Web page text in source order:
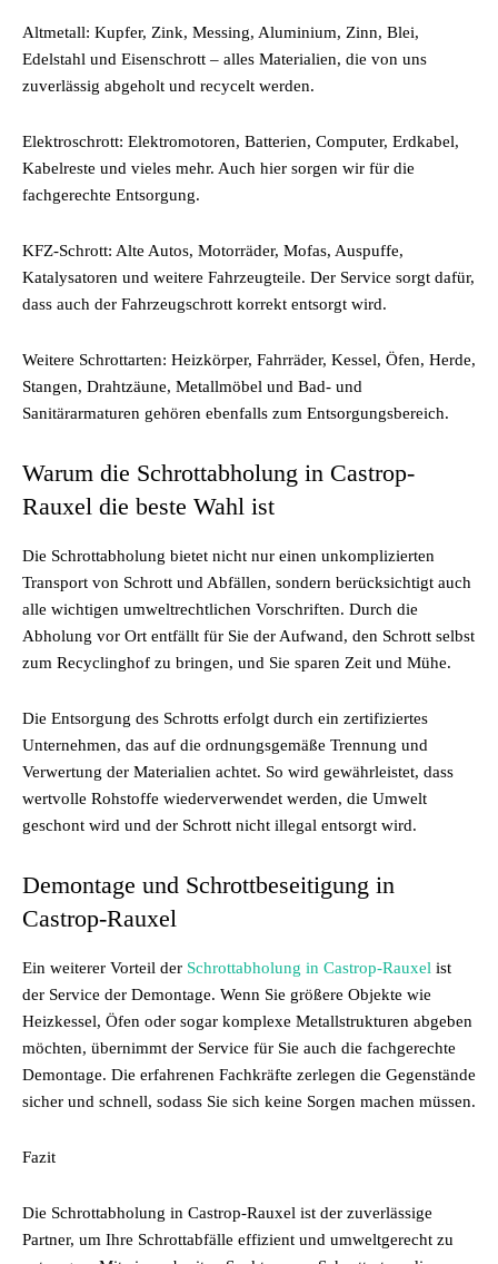
Altmetall: Kupfer, Zink, Messing, Aluminium, Zinn, Blei,
Edelstahl und Eisenschrott – alles Materialien, die von uns
zuverlässig abgeholt und recycelt werden.
Elektroschrott: Elektromotoren, Batterien, Computer, Erdkabel,
Kabelreste und vieles mehr. Auch hier sorgen wir für die
fachgerechte Entsorgung.
KFZ-Schrott: Alte Autos, Motorräder, Mofas, Auspuffe,
Katalysatoren und weitere Fahrzeugteile. Der Service sorgt dafür,
dass auch der Fahrzeugschrott korrekt entsorgt wird.
Weitere Schrottarten: Heizkörper, Fahrräder, Kessel, Öfen, Herde,
Stangen, Drahtzäune, Metallmöbel und Bad- und
Sanitärarmaturen gehören ebenfalls zum Entsorgungsbereich.
Warum die Schrottabholung in Castrop-
Rauxel die beste Wahl ist
Die Schrottabholung bietet nicht nur einen unkomplizierten
Transport von Schrott und Abfällen, sondern berücksichtigt auch
alle wichtigen umweltrechtlichen Vorschriften. Durch die
Abholung vor Ort entfällt für Sie der Aufwand, den Schrott selbst
zum Recyclinghof zu bringen, und Sie sparen Zeit und Mühe.
Die Entsorgung des Schrotts erfolgt durch ein zertifiziertes
Unternehmen, das auf die ordnungsgemäße Trennung und
Verwertung der Materialien achtet. So wird gewährleistet, dass
wertvolle Rohstoffe wiederverwendet werden, die Umwelt
geschont wird und der Schrott nicht illegal entsorgt wird.
Demontage und Schrottbeseitigung in
Castrop-Rauxel
Ein weiterer Vorteil der Schrottabholung in Castrop-Rauxel ist
der Service der Demontage. Wenn Sie größere Objekte wie
Heizkessel, Öfen oder sogar komplexe Metallstrukturen abgeben
möchten, übernimmt der Service für Sie auch die fachgerechte
Demontage. Die erfahrenen Fachkräfte zerlegen die Gegenstände
sicher und schnell, sodass Sie sich keine Sorgen machen müssen.
Fazit
Die Schrottabholung in Castrop-Rauxel ist der zuverlässige
Partner, um Ihre Schrottabfälle effizient und umweltgerecht zu